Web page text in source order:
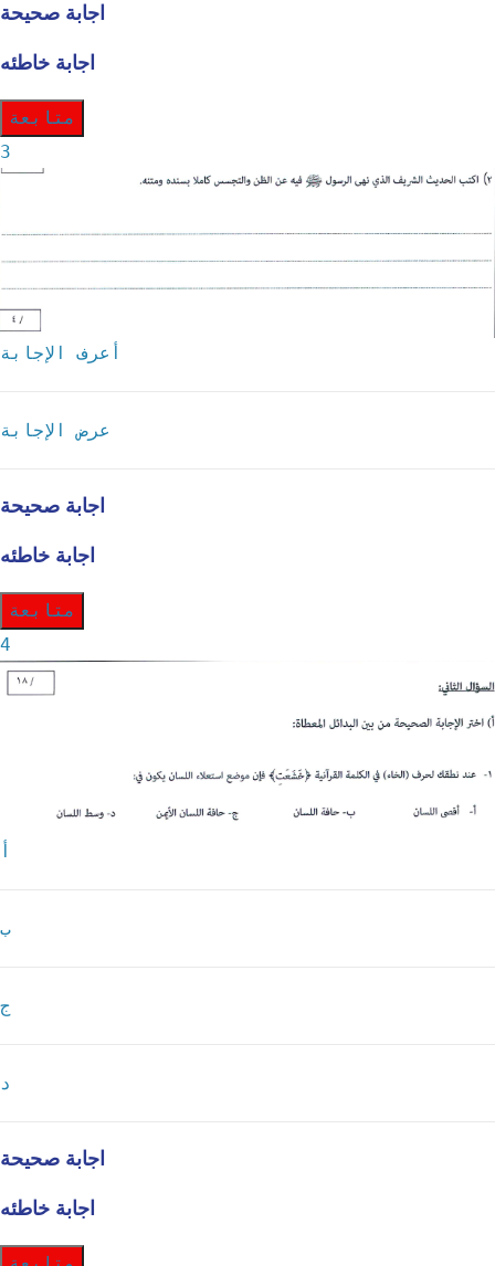
اجابة صحيحة
اجابة خاطئه
متابعة
3
أعرف الإجابة
عرض الإجابة
اجابة صحيحة
اجابة خاطئه
متابعة
4
أ
ب
ج
د
اجابة صحيحة
اجابة خاطئه